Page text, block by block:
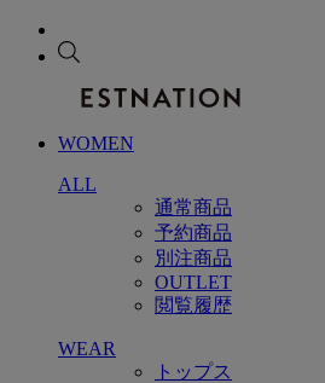
WOMEN
ALL
通常商品
予約商品
別注商品
OUTLET
閲覧履歴
WEAR
トップス